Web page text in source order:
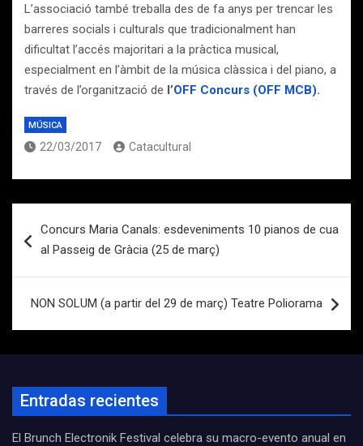
L’associació també treballa des de fa anys per trencar les
barreres socials i culturals que tradicionalment han
dificultat l’accés majoritari a la pràctica musical,
especialment en l’àmbit de la música clàssica i del piano, a
través de l’organització de l’OFF Concurs (OFF MCB).
MÚSICA
22/03/2017 Catacultural
de
Concurs Maria Canals: esdeveniments 10 pianos de cua
al Passeig de Gràcia (25 de març)
NON SOLUM (a partir del 29 de març) Teatre Poliorama
Entradas recientes
El Brunch Electronik Festival celebra su macro-evento anual en